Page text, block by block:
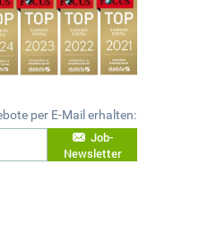
per E-Mail erhalten:
Job-
Newsletter